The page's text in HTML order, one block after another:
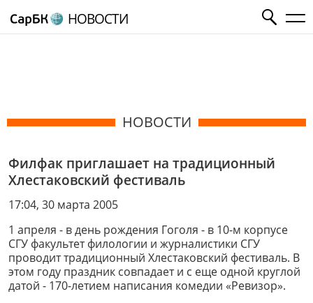
НОВОСТИ
НОВОСТИ
Филфак приглашает на традиционный
Хлестаковский фестиваль
17:04, 30 марта 2005
1 апреля - в день рождения Гоголя - в 10-м корпусе
СГУ факультет филологии и журналистики СГУ
проводит традиционный Хлестаковский фестиваль. В
этом году праздник совпадает и с еще одной круглой
датой - 170-летием написания комедии «Ревизор».